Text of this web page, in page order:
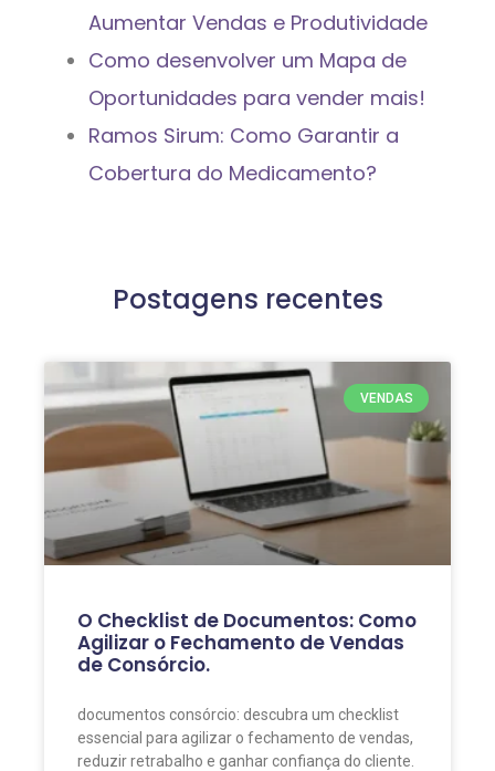
Aumentar Vendas e Produtividade
Como desenvolver um Mapa de
Oportunidades para vender mais!
Ramos Sirum: Como Garantir a
Cobertura do Medicamento?
Postagens recentes
VENDAS
O Checklist de Documentos: Como
Agilizar o Fechamento de Vendas
de Consórcio.
documentos consórcio: descubra um checklist
essencial para agilizar o fechamento de vendas,
reduzir retrabalho e ganhar confiança do cliente.